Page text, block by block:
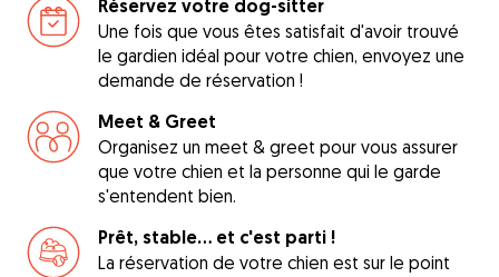
Réservez votre dog-sitter
Une fois que vous êtes satisfait d'avoir trouvé
le gardien idéal pour votre chien, envoyez une
demande de réservation !
Meet & Greet
Organisez un meet & greet pour vous assurer
que votre chien et la personne qui le garde
s'entendent bien.
Prêt, stable... et c'est parti !
La réservation de votre chien est sur le point